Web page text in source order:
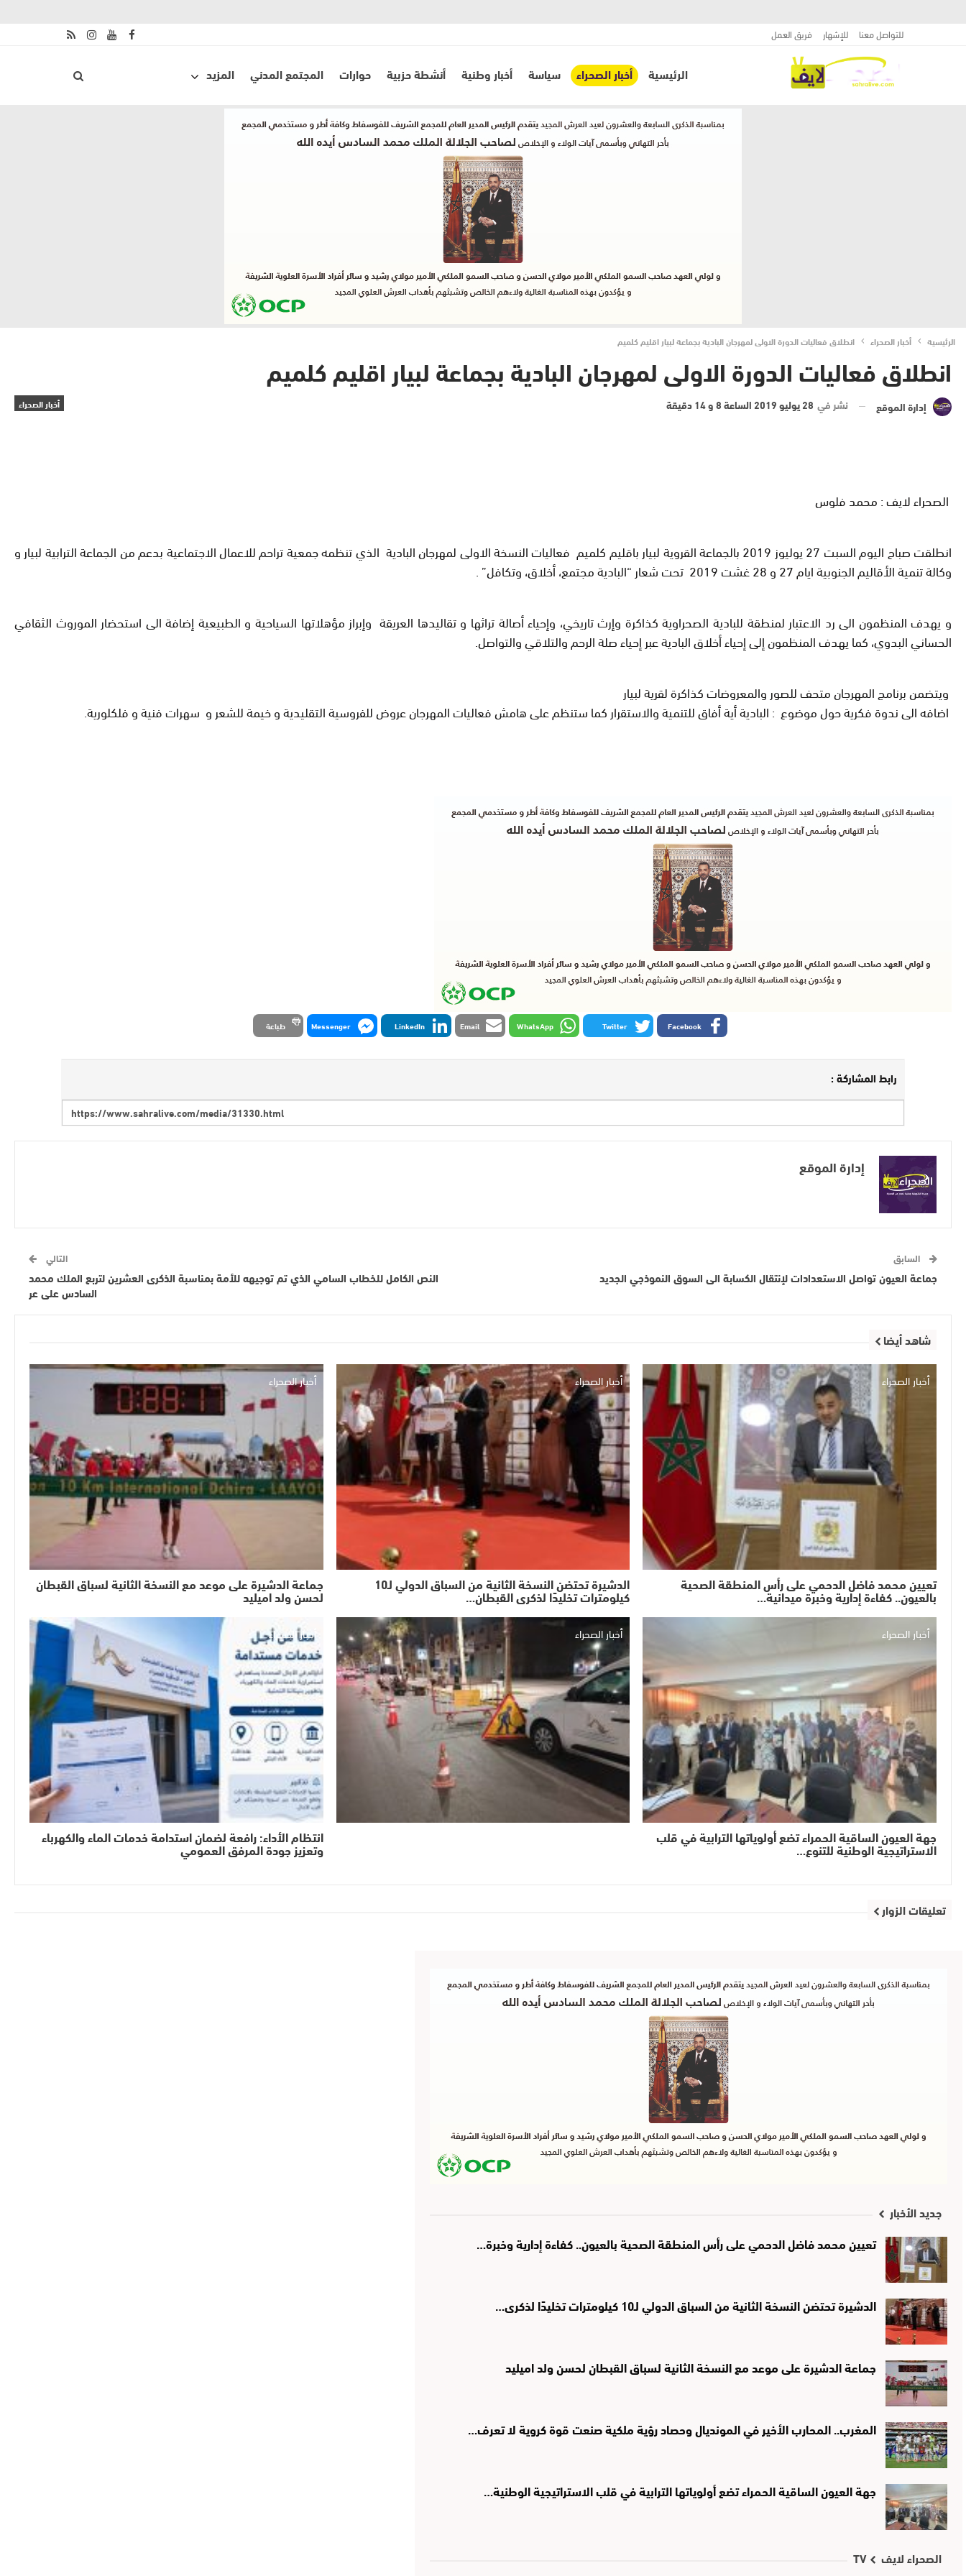
للتواصل معنا للإشهار فريق العمل
الرئيسية أخبار الصحراء سياسة أخبار وطنية أنشطة حزبية حوارات المجتمع المدني المزيد
الرئيسية أخبار الصحراء انطلاق فعاليات الدورة الاولى لمهرجان البادية بجماعة لبيار اقليم كلميم
انطلاق فعاليات الدورة الاولى لمهرجان البادية بجماعة لبيار اقليم كلميم
أخبار الصحراء إدارة الموقع نشر في 28 يوليو 2019 الساعة 8 و 14 دقيقة
الصحراء لايف : محمد فلوس
انطلقت صباح اليوم السبت 27 يوليوز 2019 بالجماعة القروية لبيار باقليم كلميم فعاليات النسخة الاولى لمهرجان البادية الذي تنظمه جمعية تراحم للاعمال الاجتماعية بدعم من الجماعة الترابية لبيار و
وكالة تنمية الأقاليم الجنوبية ايام 27 و 28 غشت 2019 تحت شعار “البادية مجتمع، أخلاق، وتكافل” .
و يهدف المنظمون الى رد الاعتبار لمنطقة للبادية الصحراوية كذاكرة وإرث تاريخي، وإحياء أصالة تراثها و تقاليدها العريقة وإبراز مؤهلاتها السياحية و الطبيعية إضافة الى استحضار الموروث الثقافي
الحساني البدوي، كما يهدف المنظمون إلى إحياء أخلاق البادية عبر إحياء صلة الرحم والتلاقي والتواصل.
ويتضمن برنامج المهرجان متحف للصور والمعروضات كذاكرة لقرية لبيار
اضافه الى ندوة فكرية حول موضوع : البادية أية أفاق للتنمية والاستقرار كما ستنظم على هامش فعاليات المهرجان عروض للفروسية التقليدية و خيمة للشعر و سهرات فنية و فلكلورية.
Facebook
Twitter
WhatsApp
Email
LinkedIn
Messenger طباعة
رابط المشاركة :
إدارة الموقع
السابق
جماعة العيون تواصل الاستعدادات لإنتقال الكسابة الى السوق النموذجي الجديد
التالي
النص الكامل للخطاب السامي الذي تم توجيهه للأمة بمناسبة الذكرى العشرين لتربع الملك محمد
السادس على عر
شاهد أيضا
أخبار الصحراء
تعيين محمد فاضل الدحمي على رأس المنطقة الصحية
بالعيون.. كفاءة إدارية وخبرة ميدانية…
أخبار الصحراء
الدشيرة تحتضن النسخة الثانية من السباق الدولي لـ10
كيلومترات تخليدًا لذكرى القبطان…
أخبار الصحراء
جماعة الدشيرة على موعد مع النسخة الثانية لسباق القبطان
لحسن ولد اميليد
أخبار الصحراء
جهة العيون الساقية الحمراء تضع أولوياتها الترابية في قلب
الاستراتيجية الوطنية للتنوع…
أخبار الصحراء أخبار الصحراء
انتظام الأداء: رافعة لضمان استدامة خدمات الماء والكهرباء
وتعزيز جودة المرفق العمومي
تعليقات الزوار
جديد الأخبار
تعيين محمد فاضل الدحمي على رأس المنطقة الصحية بالعيون.. كفاءة إدارية وخبرة…
الدشيرة تحتضن النسخة الثانية من السباق الدولي لـ10 كيلومترات تخليدًا لذكرى…
جماعة الدشيرة على موعد مع النسخة الثانية لسباق القبطان لحسن ولد اميليد
المغرب.. المحارب الأخير في المونديال وحصاد رؤية ملكية صنعت قوة كروية لا تعرف…
جهة العيون الساقية الحمراء تضع أولوياتها الترابية في قلب الاستراتيجية الوطنية…
الصحراء لايف TV